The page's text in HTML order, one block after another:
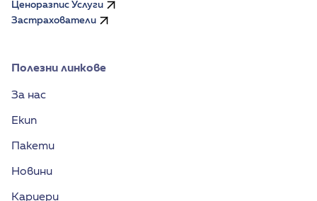
Ценоразпис Услуги
Застрахователи
Полезни линкове
За нас
Екип
Пакети
Новини
Кариери